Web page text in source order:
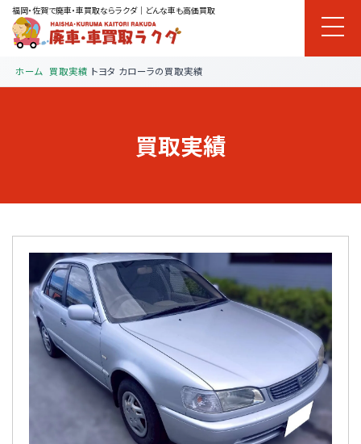
福岡・佐賀で廃車・車買取ならラクダ｜どんな車も高価買取
ホーム 買取実績 トヨタ カローラの買取実績
買取実績